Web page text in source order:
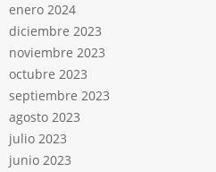
enero 2024
diciembre 2023
noviembre 2023
octubre 2023
septiembre 2023
agosto 2023
julio 2023
junio 2023